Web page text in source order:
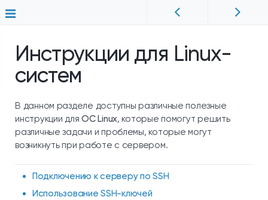
Инструкции для Linux-
систем
В данном разделе доступны различные полезные
инструкции дляОС Linux, которые помогут решить
различные задачи и проблемы, которые могут
возникнуть при работе с сервером.
Подключению к серверу по SSH
Использование SSH-ключей